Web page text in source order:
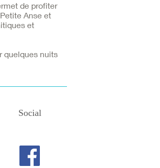
de profiter
Anse et
et
quelques nuits
Social